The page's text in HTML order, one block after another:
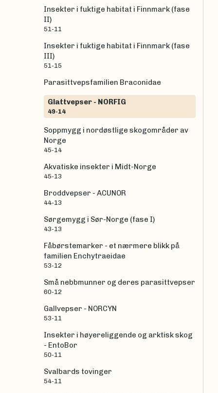
Insekter i fuktige habitat i Finnmark (fase
II)
51-11
Insekter i fuktige habitat i Finnmark (fase
III)
51-15
Parasittvepsfamilien Braconidae
Glattvepser - NORFIG
49-14
Soppmygg i nordøstlige skogområder av
Norge
45-14
Akvatiske insekter i Midt-Norge
45-13
Broddvepser - ACUNOR
44-13
Sørgemygg i Sør-Norge (fase I)
43-13
Fåbørstemarker - et nærmere blikk på
familien Enchytraeidae
53-12
Små nebbmunner og deres parasittvepser
60-12
Gallvepser - NORCYN
53-11
Insekter i høyereliggende og arktisk skog
- EntoBor
50-11
Svalbards tovinger
54-11